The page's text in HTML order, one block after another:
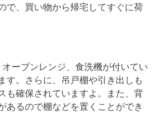
で、買い物から帰宅してすぐに荷
ーブンレンジ、食洗機が付いてい
す。さらに、吊戸棚や引き出しも
も確保されていますよ。また、背
あるので棚などを置くことができ